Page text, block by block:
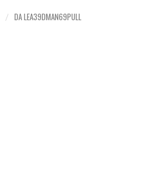
/ DALEA39DMAN69PULL